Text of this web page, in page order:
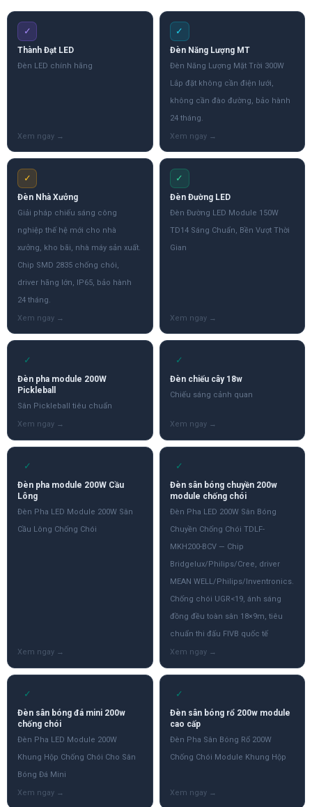
✓
Thành Đạt LED
Đèn LED chính hãng
✓
Đèn Năng Lượng MT
Đèn Năng Lượng Mặt Trời 300W
Lắp đặt không cần điện lưới,
không cần đào đường, bảo hành
24 tháng.
✓
Đèn Nhà Xưởng
Giải pháp chiếu sáng công
nghiệp thế hệ mới cho nhà
xưởng, kho bãi, nhà máy sản xuất.
Chip SMD 2835 chống chói,
driver hãng lớn, IP65, bảo hành
24 tháng.
✓
Đèn Đường LED
Đèn Đường LED Module 150W
TD14 Sáng Chuẩn, Bền Vượt Thời
Gian
✓
Đèn pha module 200W
Pickleball
Sân Pickleball tiêu chuẩn
✓
Đèn chiếu cây 18w
Chiếu sáng cảnh quan
✓
Đèn pha module 200W Cầu
Lông
Đèn Pha LED Module 200W Sân
Cầu Lông Chống Chói
✓
Đèn sân bóng chuyền 200w
module chống chói
Đèn Pha LED 200W Sân Bóng
Chuyền Chống Chói TDLF-
MKH200-BCV — Chip
Bridgelux/Philips/Cree, driver
MEAN WELL/Philips/Inventronics.
Chống chói UGR<19, ánh sáng
đồng đều toàn sân 18×9m, tiêu
chuẩn thi đấu FIVB quốc tế
✓
Đèn sân bóng đá mini 200w
chống chói
Đèn Pha LED Module 200W
Khung Hộp Chống Chói Cho Sân
Bóng Đá Mini
✓
Đèn sân bóng rổ 200w module
cao cấp
Đèn Pha Sân Bóng Rổ 200W
Chống Chói Module Khung Hộp